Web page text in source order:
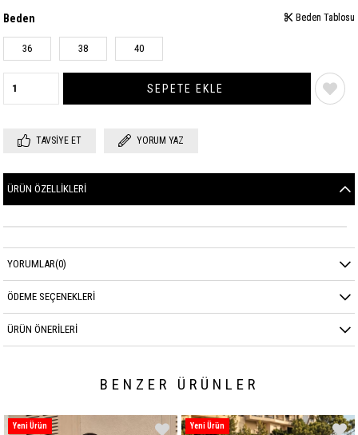
Beden
36 38 40
Beden Tablosu
Beden Tablosu
TAVSIYE ET YORUM YAZ
ÜRÜN ÖZELLIKLERI
YORUMLAR(0)
ÖDEME SEÇENEKLERI
ÜRÜN ÖNERILERI
BENZER ÜRÜNLER
Yeni Ürün Yeni Ürün